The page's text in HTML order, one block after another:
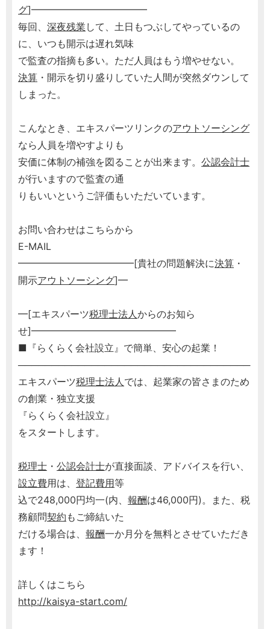
グ]━━━━━━━━━━━━
毎回、 深夜残業 して、土日もつぶしてやっているの
に、いつも開示は遅れ気味
で監査の指摘も多い。ただ人員はもう増やせない。
決算 ・開示を切り盛りしていた人間が突然ダウンして
しまった。
こんなとき、エキスパーツリンクのアウトソーシング
なら人員を増やすよりも
安価に体制の補強を図ることが出来ます。 公認会計士
が行いますので監査の通
りもいいというご評価もいただいています。
お問い合わせはこちらから
E-MAIL
━━━━━━━━━━━━[貴社の問題解決に決算 ・
開示アウトソーシング]━
━[エキスパーツ税理士法人からのお知ら
せ]━━━━━━━━━━━━━━━
■『らくらく会社設立』で簡単、安心の起業！
───────────────────────────────────
エキスパーツ税理士法人では、起業家の皆さまのため
の創業・独立支援
『らくらく会社設立』
をスタートします。
税理士 ・ 公認会計士が直接面談、アドバイスを行い、
設立費用は、 登記費用等
込で248,000円均一(内、 報酬は46,000円)。また、税
務顧問契約 もご締結いた
だける場合は、 報酬一か月分を無料とさせていただき
ます！
詳しくはこちら
http://kaisya-start.com/